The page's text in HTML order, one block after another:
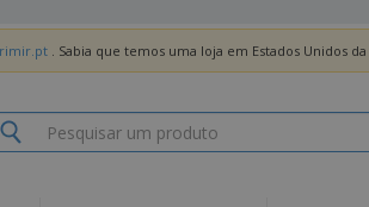
. Sabia que temos uma loja em Estados Unidos